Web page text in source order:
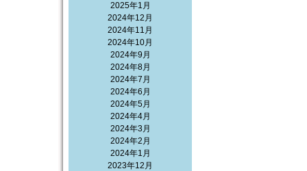
2025年1月
2024年12月
2024年11月
2024年10月
2024年9月
2024年8月
2024年7月
2024年6月
2024年5月
2024年4月
2024年3月
2024年2月
2024年1月
2023年12月